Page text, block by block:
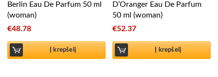
Berlin Eau De Parfum 50 ml
(woman)
€48.78
Į krepšelį
D’Oranger Eau De Parfum
50 ml (woman)
€52.37
Į krepšelį